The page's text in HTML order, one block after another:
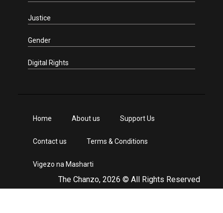
Justice
Gender
Digital Rights
The Chanzo, 2026 © All Rights Reserved
Home About us Support Us
Contact us Terms & Conditions
Vigezo na Masharti